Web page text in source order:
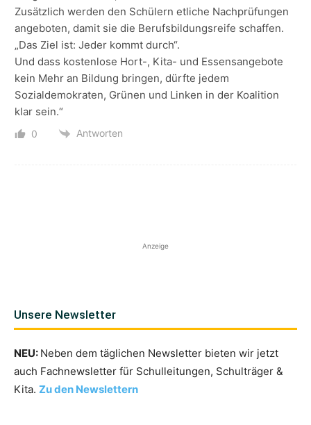
Zusätzlich werden den Schülern etliche Nachprüfungen
angeboten, damit sie die Berufsbildungsreife schaffen.
„Das Ziel ist: Jeder kommt durch“.
Und dass kostenlose Hort-, Kita- und Essensangebote
kein Mehr an Bildung bringen, dürfte jedem
Sozialdemokraten, Grünen und Linken in der Koalition
klar sein.“
0 Antworten
Anzeige
Unsere Newsletter
NEU: Neben dem täglichen Newsletter bieten wir jetzt
auch Fachnewsletter für Schulleitungen, Schulträger &
Kita. Zu den Newslettern